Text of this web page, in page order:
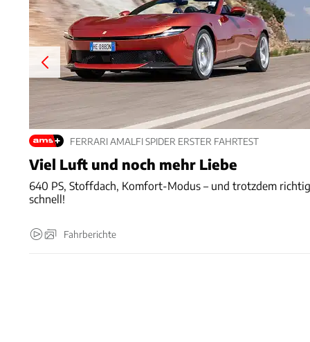
FERRARI AMALFI SPIDER ERSTER FAHRTEST
Viel Luft und noch mehr Liebe
640 PS, Stoffdach, Komfort-Modus – und trotzdem richtig
schnell!
Fahrberichte